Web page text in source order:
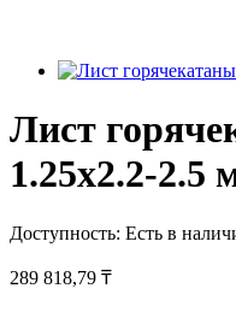
Лист
1.25х2.2-2.5
Доступность: Есть в
289 818,79 ₸